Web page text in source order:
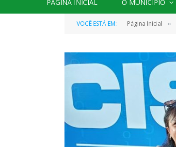
PÁGINA INICIAL O MUNICÍPIO
VOCÊ ESTÁ EM: Página Inicial »